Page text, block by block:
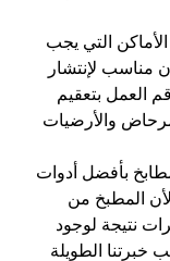
التي يجب
مناسب لإنتشار
العمل بتعقيم
والأرضيات
بأفضل أدوات
المطبخ من
نتيجة لوجود
خبرتنا الطويلة